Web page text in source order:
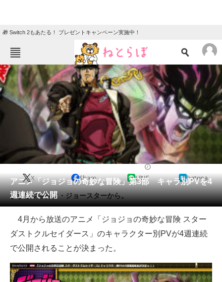
🎁 Switch 2もあたる！ プレゼントキャンペーン実施中！
ねとらぼメニュー
TOP ニュース
エンタメ クイズ
地域
教育・育児
動物 リサーチ
会員記事
メディア
注目記事を集めた総合ページ
ITの今と未来を見通す
スマホと通信の最新トレンド
アニメ「ジョジョの奇妙な冒険」第3部 キャラ別PVを4
週連続で公開
X Share LINE hatena
まずはジョセフ・ジョースターから。
4月から放送のアニメ「ジョジョの奇妙な冒険 スター
ダストクルセイダース」のキャラクター別PVが4週連続
で公開されることが決まった。